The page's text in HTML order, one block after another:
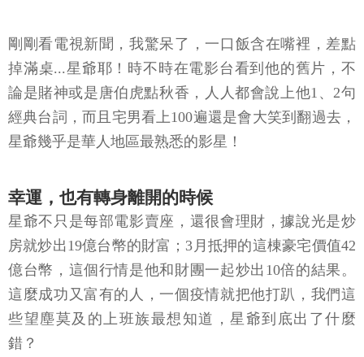
剛剛看電視新聞，我驚呆了，一口飯含在嘴裡，差點
掉滿桌...星爺耶！時不時在電影台看到他的舊片，不
論是賭神或是唐伯虎點秋香，人人都會說上他1、2句
經典台詞，而且宅男看上100遍還是會大笑到翻過去，
星爺幾乎是華人地區最熟悉的影星！
幸運，也有轉身離開的時候
星爺不只是每部電影賣座，還很會理財，據說光是炒
房就炒出19億台幣的財富；3月抵押的這棟豪宅價值42
億台幣，這個行情是他和財團一起炒出10倍的結果。
這麼成功又富有的人，一個疫情就把他打趴，我們這
些望塵莫及的上班族最想知道，星爺到底出了什麼
錯？